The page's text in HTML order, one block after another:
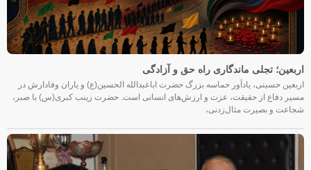
اربعین؛ تجلی ماندگاری راه حق و آزادگی
اربعین حسینی، یادآور حماسه بزرگ حضرت اباعبدالله الحسین(ع) و یاران وفادارش در
مسیر دفاع از حقیقت، عزت و ارزش‌های انسانی است. حضرت زینب کبری(س) با صبر،
شجاعت و بصیرت مثال‌زدنی،